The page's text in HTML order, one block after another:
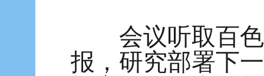
会议听取百色
报，研究部署下